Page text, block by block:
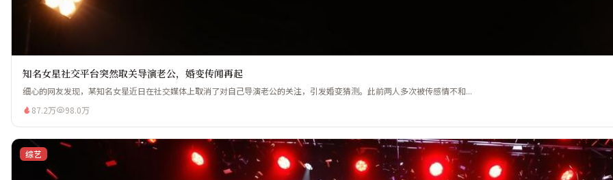
知名女星社交平台突然取关导演老公，婚变传闻再起
细心的网友发现，某知名女星近日在社交媒体上取消了对自己导演老公的关注，引发婚变猜测。此前两人多次被传感情不和...
87.2万
98.0万
综艺